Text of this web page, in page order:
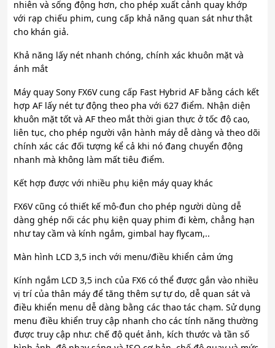
nhiên và sống động hơn, cho phép xuất cảnh quay khớp
với rạp chiếu phim, cung cấp khả năng quan sát như thật
cho khán giả.
Khả năng lấy nét nhanh chóng, chính xác khuôn mặt và
ánh mắt
Máy quay Sony FX6V cung cấp Fast Hybrid AF bằng cách kết
hợp AF lấy nét tự động theo pha với 627 điểm. Nhận diện
khuôn mặt tốt và AF theo mắt thời gian thực ở tốc độ cao,
liên tục, cho phép người vận hành máy dễ dàng và theo dõi
chính xác các đối tượng kể cả khi nó đang chuyển động
nhanh mà không làm mất tiêu điểm.
Kết hợp được với nhiều phụ kiện máy quay khác
FX6V cũng có thiết kế mô-đun cho phép người dùng dễ
dàng ghép nối các phụ kiện quay phim đi kèm, chẳng hạn
như tay cầm và kính ngắm, gimbal hay flycam,..
Màn hình LCD 3,5 inch với menu/điều khiển cảm ứng
Kính ngắm LCD 3,5 inch của FX6 có thể được gắn vào nhiều
vị trí của thân máy để tăng thêm sự tự do, dễ quan sát và
điều khiển menu dễ dàng bằng các thao tác chạm. Sử dụng
menu điều khiển truy cập nhanh cho các tính năng thường
được truy cập như: chế độ quét ảnh, kích thước và tần số